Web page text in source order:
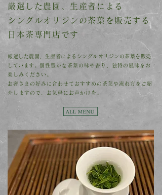
厳選した農園、生産者による
シングルオリジンの茶葉を販売する
日本茶専門店です
厳選した農園、生産者によるシングルオリジンの茶葉を販売
しています。 個性豊かな茶葉の味や香り、独特の風味をお
楽しみください。
お客さまの好みに合わせておすすめの茶葉や淹れ方をご紹
介しますので、 お気軽にお声かけを。